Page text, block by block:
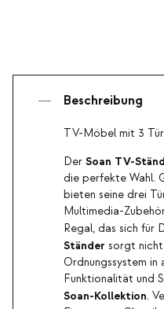
Beschreibung
TV-Möbel mit 3
Der Soan TV-
die perfekte Wahl.
bieten seine drei
Multimedia-
Regal, das sich für
Ständer sorgt nicht
Ordnungssystem in
Funktionalität und
Soan-Kollektion.